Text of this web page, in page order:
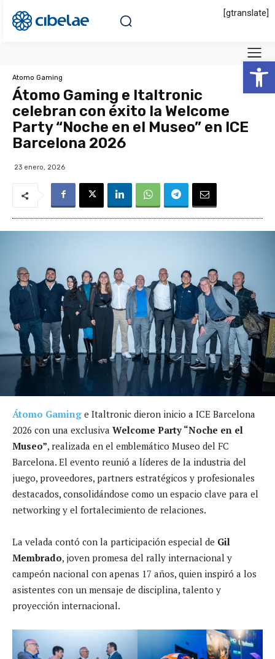
Abrir
[gtranslate]
Atomo Gaming
Átomo Gaming e Italtronic
celebran con éxito la Welcome
Party “Noche en el Museo” en ICE
Barcelona 2026
23 enero, 2026
Átomo Gaming e Italtronic dieron inicio a ICE Barcelona
2026 con una exclusiva Welcome Party “Noche en el
Museo”, realizada en el emblemático Museo del FC
Barcelona. El evento reunió a líderes de la industria del
juego, proveedores, partners estratégicos y profesionales
destacados, consolidándose como un espacio clave para el
networking y el fortalecimiento de relaciones.
La velada contó con la participación especial de Gil
Membrado, joven promesa del rally internacional y
campeón nacional con apenas 17 años, quien inspiró a los
asistentes con un mensaje de disciplina, talento y
proyección internacional.